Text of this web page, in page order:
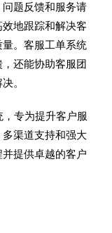
题反馈和服务请
地跟踪和解决客
。客服工单系统
还能协助客服团
。
专为提升客户服
渠道支持和强大
提供卓越的客户